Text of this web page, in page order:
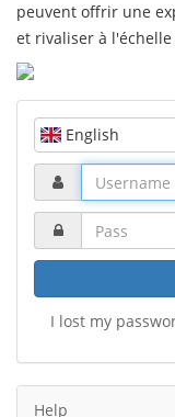
peuvent offrir une
et rivaliser à
English
I lost my
Help